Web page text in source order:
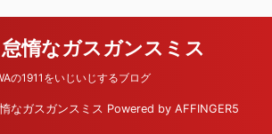
惰なガスガンスミス
の1911をいじいじするブログ
なガスガンスミス Powered by AFFINGER5